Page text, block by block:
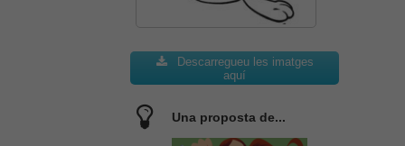
Descarregueu les imatges
aquí
Una proposta de...